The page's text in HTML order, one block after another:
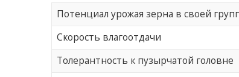
Потенциал урожая зерна в своей
Скорость влагоотдачи
Толерантность к пузырчатой головне